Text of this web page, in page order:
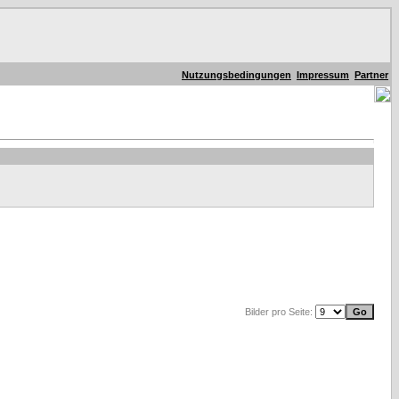
Nutzungsbedingungen Impressum Partner
Bilder pro Seite: